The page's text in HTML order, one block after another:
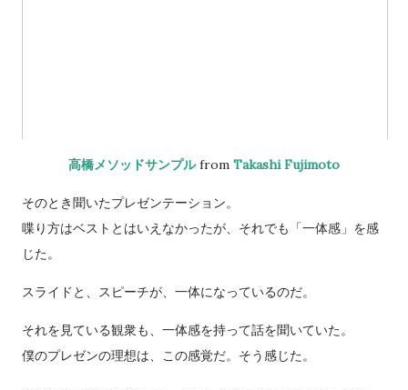
高橋メソッドサンプル from Takashi Fujimoto
そのとき聞いたプレゼンテーション。
喋り方はベストとはいえなかったが、それでも「一体感」を感
じた。
スライドと、スピーチが、一体になっているのだ。
それを見ている観衆も、一体感を持って話を聞いていた。
僕のプレゼンの理想は、この感覚だ。そう感じた。